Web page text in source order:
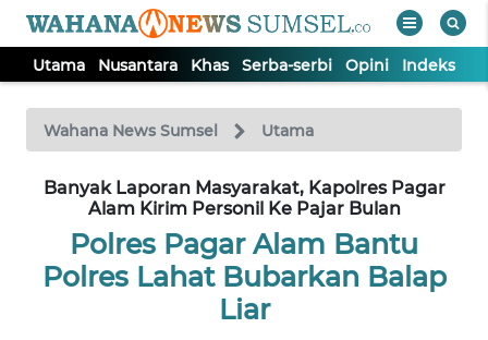
Utama Nusantara Khas Serba-serbi Opini Indeks
Wahana News Sumsel Utama
Banyak Laporan Masyarakat, Kapolres Pagar
Alam Kirim Personil Ke Pajar Bulan
Polres Pagar Alam Bantu
Polres Lahat Bubarkan Balap
Liar
TV
Tutup
UTAMA
NUSANTARA